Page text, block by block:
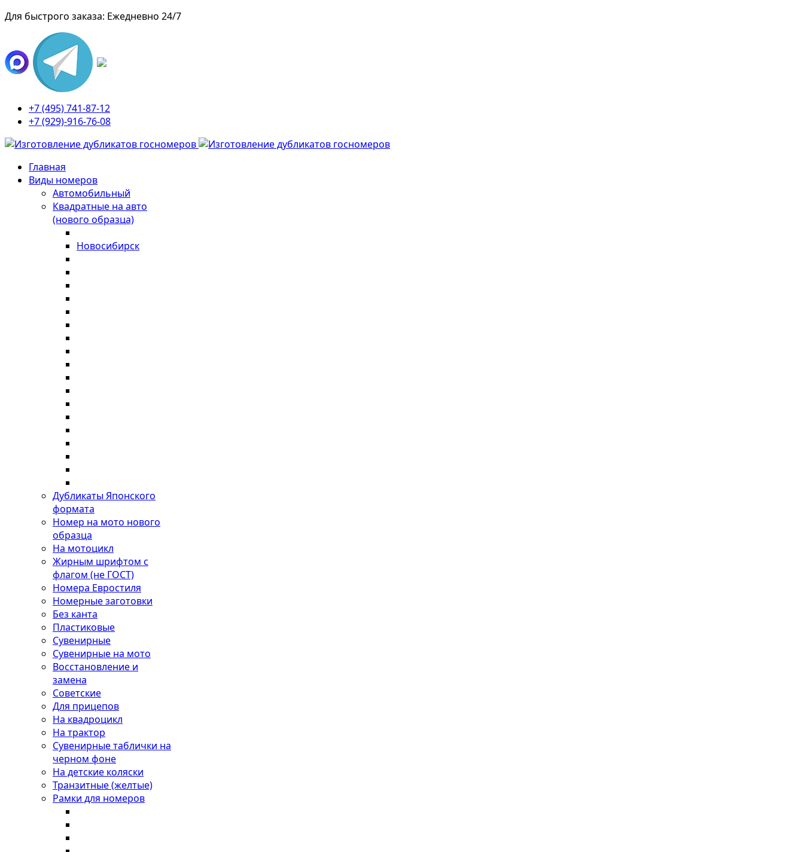
Для быстрого заказа: Ежедневно 24/7
+7 (495) 741-87-12
+7 (929)-916-76-08
Главная
Виды номеров
Автомобильный
Квадратные на авто
(нового образца)
Новосибирск
Дубликаты Японского
формата
Номер на мото нового
образца
На мотоцикл
Жирным шрифтом с
флагом (не ГОСТ)
Номера Евростиля
Номерные заготовки
Без канта
Пластиковые
Сувенирные
Сувенирные на мото
Восстановление и
замена
Советские
Для прицепов
На квадроцикл
На трактор
Сувенирные таблички на
черном фоне
На детские коляски
Транзитные (желтые)
Рамки для номеров